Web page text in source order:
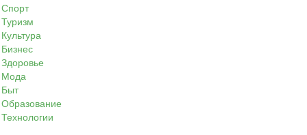
Спорт
Туризм
Культура
Бизнес
Здоровье
Мода
Быт
Образование
Технологии